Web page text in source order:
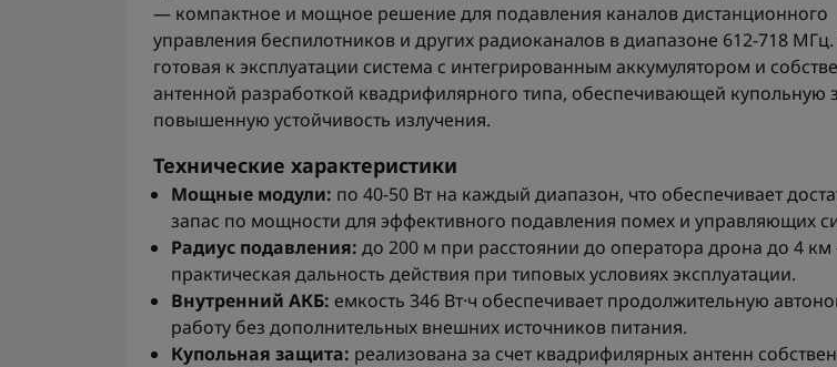
— компактное и мощное решение для подавления каналов дистанционного
управления беспилотников и других радиоканалов в диапазоне 612-718 МГц.
готовая к эксплуатации система с интегрированным аккумулятором и
антенной разработкой квадрифилярного типа, обеспечивающей купольную
повышенную устойчивость излучения.
Технические характеристики
Мощные модули: по 40-50 Вт на каждый диапазон, что обеспечивает
запас по мощности для эффективного подавления помех и управляющих
Радиус подавления: до 200 м при расстоянии до оператора дрона до 4
практическая дальность действия при типовых условиях эксплуатации.
Внутренний АКБ: емкость 346 Вт·ч обеспечивает продолжительную
работу без дополнительных внешних источников питания.
Купольная защита: реализована за счет квадрифилярных антенн